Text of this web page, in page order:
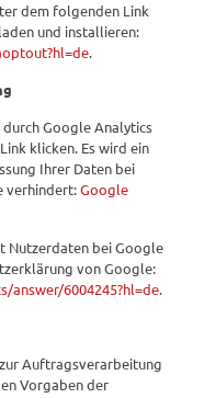
dem folgenden Link
und installieren:
.
Google Analytics
klicken. Es wird ein
Ihrer Daten bei
verhindert:Google
Nutzerdaten bei Google
von Google:
6004245?hl=de.
Auftragsverarbeitung
Vorgaben der